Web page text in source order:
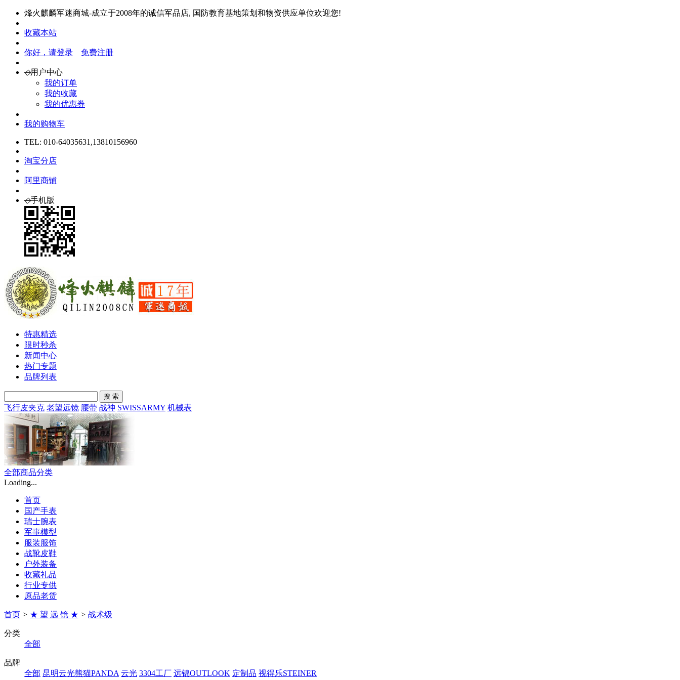
烽火麒麟军迷商城-成立于2008年的诚信军品店, 国防教育基地策划和物资供应单位欢迎您!
收藏本站
你好，请登录 免费注册
◇用户中心
我的订单
我的收藏
我的优惠券
我的购物车
TEL: 010-64035631,13810156960
淘宝分店
阿里商铺
◇手机版
特惠精选
限时秒杀
新闻中心
热门专题
品牌列表
搜 索
飞行皮夹克 老望远镜 腰带 战神 SWISSARMY 机械表
全部商品分类
Loading...
首页
国产手表
瑞士腕表
军事模型
服装服饰
战靴皮鞋
户外装备
收藏礼品
行业专供
原品老货
首页 > ★ 望 远 镜 ★ > 战术级
分类
全部
品牌
全部 昆明云光熊猫PANDA 云光 3304工厂 远锦OUTLOOK 定制品 视得乐STEINER